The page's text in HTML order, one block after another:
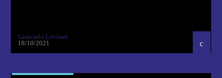
Giancarlo Lovisari
18/10/2021